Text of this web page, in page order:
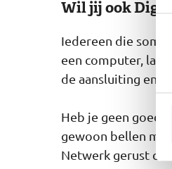
Wil jij ook
Iedereen die soms
een computer,
de aansluiting en
Heb je geen
gewoon bellen
Netwerk gerust